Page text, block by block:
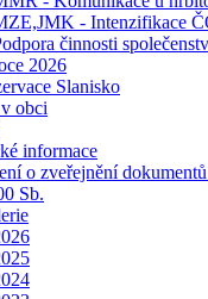
- Intenzifikace
činnosti
2026
Slanisko
obci
informace
o zveřejnění
Sb.